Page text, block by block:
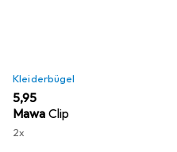
Kleiderbügel
EUR
5,95
Mawa Clip
2x